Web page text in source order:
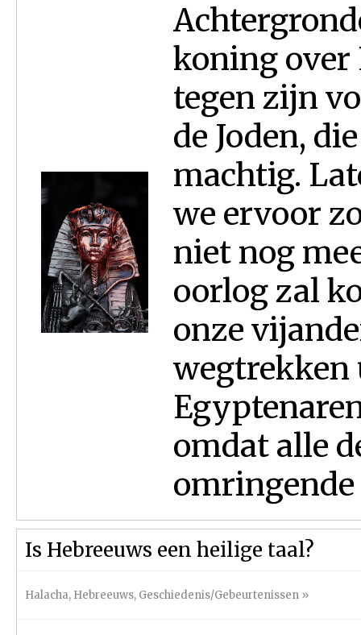
koning over
tegen zijn
de Joden,
machtig.
we ervoor
niet nog
oorlog zal
onze
wegtrekken
omdat alle
omringende
Is Hebreeuws een heilige taal?
Halacha, Hebreeuws, Geschiedenis/Gebeurtenissen »